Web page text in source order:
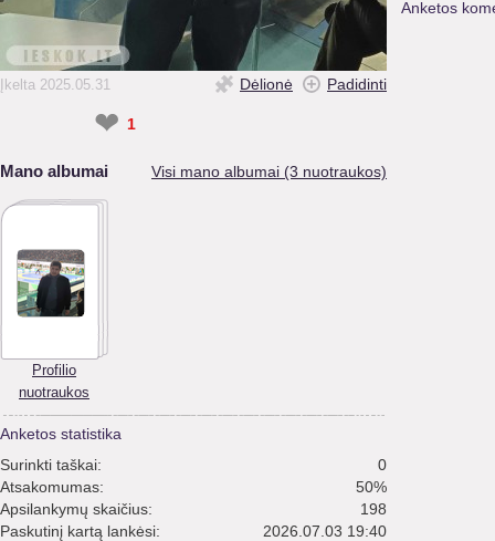
Įkelta 2025.05.31 Dėlionė Padidinti
❤ 1
Mano albumai Visi mano albumai (3 nuotraukos)
Profilio
nuotraukos
Anketos statistika
Surinkti taškai:
0
Atsakomumas:
50%
Apsilankymų skaičius:
198
Paskutinį kartą lankėsi:
2026.07.03 19:40
Anketos